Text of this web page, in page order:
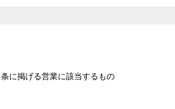
に掲げる営業に該当するもの